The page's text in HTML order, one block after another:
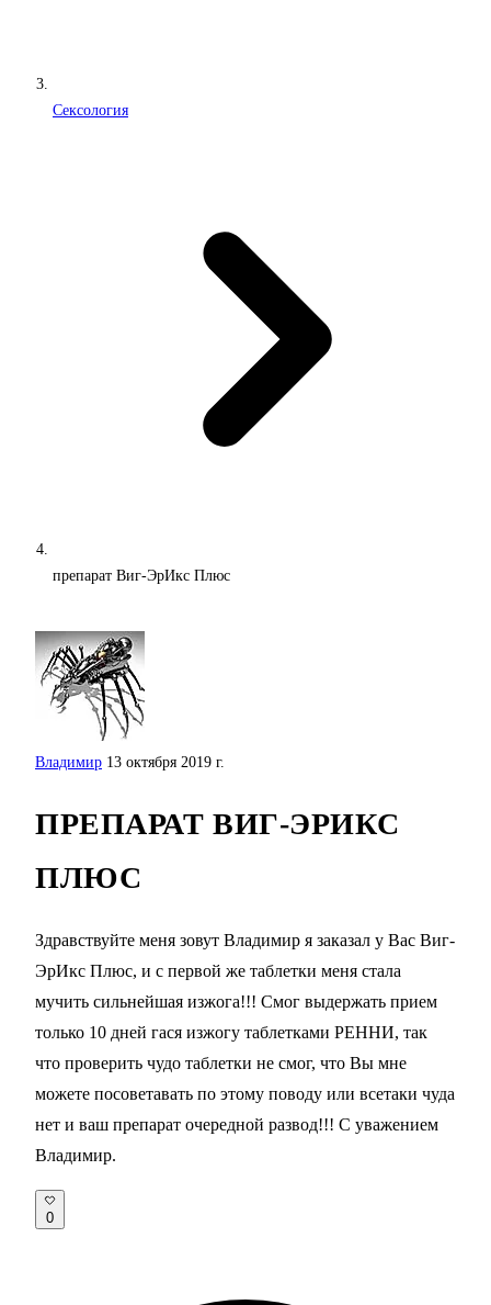
Сексология
препарат Виг-ЭрИкс Плюс
Владимир 13 октября 2019 г.
ПРЕПАРАТ ВИГ-ЭРИКС
ПЛЮС
Здравствуйте меня зовут Владимир я заказал у Вас Виг-
ЭрИкс Плюс, и с первой же таблетки меня стала
мучить сильнейшая изжога!!! Смог выдержать прием
только 10 дней гася изжогу таблетками РЕННИ, так
что проверить чудо таблетки не смог, что Вы мне
можете посоветавать по этому поводу или всетаки чуда
нет и ваш препарат очередной развод!!! С уважением
Владимир.
0